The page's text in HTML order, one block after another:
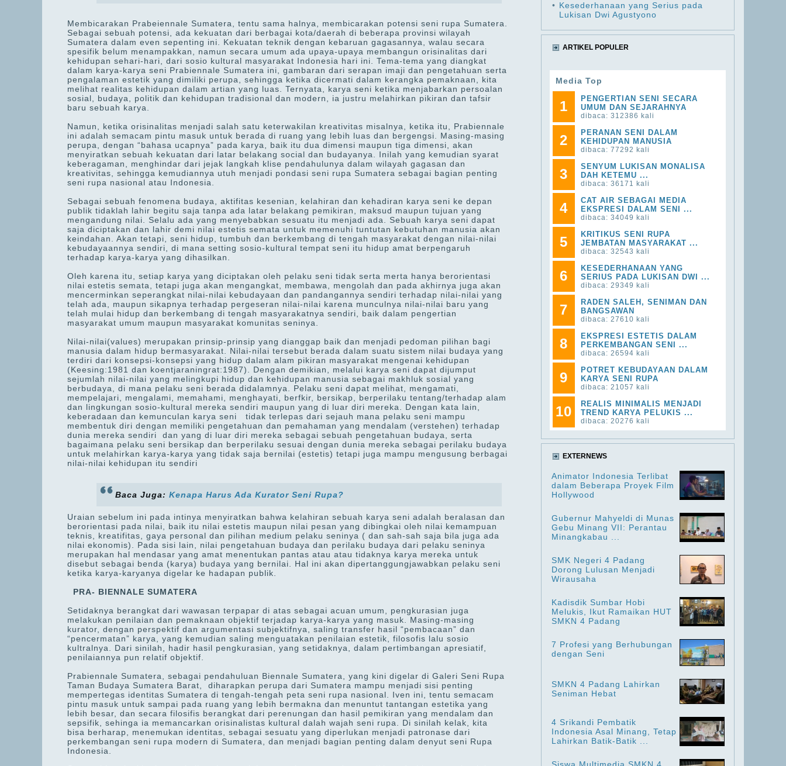
Membicarakan Prabeiennale Sumatera, tentu sama halnya, membicarakan potensi seni rupa Sumatera.
Sebagai sebuah potensi, ada kekuatan dari berbagai kota/daerah di beberapa provinsi wilayah
Sumatera dalam even sepenting ini. Kekuatan teknik dengan kebaruan gagasannya, walau secara
spesifik belum menampakkan, namun secara umum ada upaya-upaya membangun orisinalitas dari
kehidupan sehari-hari, dari sosio kultural masyarakat Indonesia hari ini. Tema-tema yang diangkat
dalam karya-karya seni Prabiennale Sumatera ini, gambaran dari serapan imaji dan pengetahuan serta
pengalaman estetik yang dimiliki perupa, sehingga ketika dicermati dalam kerangka pemaknaan, kita
melihat realitas kehidupan dalam artian yang luas. Ternyata, karya seni ketika menjabarkan persoalan
sosial, budaya, politik dan kehidupan tradisional dan modern, ia justru melahirkan pikiran dan tafsir
baru sebuah karya.
Namun, ketika orisinalitas menjadi salah satu keterwakilan kreativitas misalnya, ketika itu, Prabiennale
ini adalah semacam pintu masuk untuk berada di ruang yang lebih luas dan bergengsi. Masing-masing
perupa, dengan “bahasa ucapnya” pada karya, baik itu dua dimensi maupun tiga dimensi, akan
menyiratkan sebuah kekuatan dari latar belakang social dan budayanya. Inilah yang kemudian syarat
keberagaman, menghindar dari jejak langkah klise pendahulunya dalam wilayah gagasan dan
kreativitas, sehingga kemudiannya utuh menjadi pondasi seni rupa Sumatera sebagai bagian penting
seni rupa nasional atau Indonesia.
Sebagai sebuah fenomena budaya, aktifitas kesenian, kelahiran dan kehadiran karya seni ke depan
publik tidaklah lahir begitu saja tanpa ada latar belakang pemikiran, maksud maupun tujuan yang
mengandung nilai. Selalu ada yang menyebabkan sesuatu itu menjadi ada. Sebuah karya seni dapat
saja diciptakan dan lahir demi nilai estetis semata untuk memenuhi tuntutan kebutuhan manusia akan
keindahan. Akan tetapi, seni hidup, tumbuh dan berkembang di tengah masyarakat dengan nilai-nilai
kebudayaannya sendiri, di mana setting sosio-kultural tempat seni itu hidup amat berpengaruh
terhadap karya-karya yang dihasilkan.
Oleh karena itu, setiap karya yang diciptakan oleh pelaku seni tidak serta merta hanya berorientasi
nilai estetis semata, tetapi juga akan mengangkat, membawa, mengolah dan pada akhirnya juga akan
mencerminkan seperangkat nilai-nilai kebudayaan dan pandangannya sendiri terhadap nilai-nilai yang
telah ada, maupun sikapnya terhadap pergeseran nilai-nilai karena munculnya nilai-nilai baru yang
telah mulai hidup dan berkembang di tengah masyarakatnya sendiri, baik dalam pengertian
masyarakat umum maupun masyarakat komunitas seninya.
Nilai-nilai(values) merupakan prinsip-prinsip yang dianggap baik dan menjadi pedoman pilihan bagi
manusia dalam hidup bermasyarakat. Nilai-nilai tersebut berada dalam suatu sistem nilai budaya yang
terdiri dari konsepsi-konsepsi yang hidup dalam alam pikiran masyarakat mengenai kehidupan
(Keesing:1981 dan koentjaraningrat:1987). Dengan demikian, melalui karya seni dapat dijumput
sejumlah nilai-nilai yang melingkupi hidup dan kehidupan manusia sebagai makhluk sosial yang
berbudaya, di mana pelaku seni berada didalamnya. Pelaku seni dapat melihat, mengamati,
mempelajari, mengalami, memahami, menghayati, berfkir, bersikap, berperilaku tentang/terhadap alam
dan lingkungan sosio-kultural mereka sendiri maupun yang di luar diri mereka. Dengan kata lain,
keberadaan dan kemunculan karya seni tidak terlepas dari sejauh mana pelaku seni mampu
membentuk diri dengan memiliki pengetahuan dan pemahaman yang mendalam (verstehen) terhadap
dunia mereka sendiri dan yang di luar diri mereka sebagai sebuah pengetahuan budaya, serta
bagaimana pelaku seni bersikap dan berperilaku sesuai dengan dunia mereka sebagai perilaku budaya
untuk melahirkan karya-karya yang tidak saja bernilai (estetis) tetapi juga mampu mengusung berbagai
nilai-nilai kehidupan itu sendiri
Baca Juga: Kenapa Harus Ada Kurator Seni Rupa?
Uraian sebelum ini pada intinya menyiratkan bahwa kelahiran sebuah karya seni adalah beralasan dan
berorientasi pada nilai, baik itu nilai estetis maupun nilai pesan yang dibingkai oleh nilai kemampuan
teknis, kreatifitas, gaya personal dan pilihan medium pelaku seninya ( dan sah-sah saja bila juga ada
nilai ekonomis). Pada sisi lain, nilai pengetahuan budaya dan perilaku budaya dari pelaku seninya
merupakan hal mendasar yang amat menentukan pantas atau atau tidaknya karya mereka untuk
disebut sebagai benda (karya) budaya yang bernilai. Hal ini akan dipertanggungjawabkan pelaku seni
ketika karya-karyanya digelar ke hadapan publik.
PRA- BIENNALE SUMATERA
Setidaknya berangkat dari wawasan terpapar di atas sebagai acuan umum, pengkurasian juga
melakukan penilaian dan pemaknaan objektif terjadap karya-karya yang masuk. Masing-masing
kurator, dengan perspektif dan argumentasi subjektifnya, saling transfer hasil “pembacaan” dan
“pencermatan” karya, yang kemudian saling menguatakan penilaian estetik, filosofis lalu sosio
kultralnya. Dari sinilah, hadir hasil pengkurasian, yang setidaknya, dalam pertimbangan apresiatif,
penilaiannya pun relatif objektif.
Prabiennale Sumatera, sebagai pendahuluan Biennale Sumatera, yang kini digelar di Galeri Seni Rupa
Taman Budaya Sumatera Barat, diharapkan perupa dari Sumatera mampu menjadi sisi penting
mempertegas identitas Sumatera di tengah-tengah peta seni rupa nasional. Iven ini, tentu semacam
pintu masuk untuk sampai pada ruang yang lebih bermakna dan menuntut tantangan estetika yang
lebih besar, dan secara filosifis berangkat dari perenungan dan hasil pemikiran yang mendalam dan
sepsifik, sehinga ia memancarkan orisinalistas kultural dalah wajah seni rupa. Di sinilah kelak, kita
bisa berharap, menemukan identitas, sebagai sesuatu yang diperlukan menjadi patronase dari
perkembangan seni rupa modern di Sumatera, dan menjadi bagian penting dalam denyut seni Rupa
Indonesia.
• Kesederhanaan yang Serius pada
Lukisan Dwi Agustyono
ARTIKEL POPULER
Media Top
1
PENGERTIAN SENI SECARA
UMUM DAN SEJARAHNYA
dibaca: 312386 kali
2
PERANAN SENI DALAM
KEHIDUPAN MANUSIA
dibaca: 77292 kali
3
SENYUM LUKISAN MONALISA
DAH KETEMU ...
dibaca: 36171 kali
4
CAT AIR SEBAGAI MEDIA
EKSPRESI DALAM SENI ...
dibaca: 34049 kali
5
KRITIKUS SENI RUPA
JEMBATAN MASYARAKAT ...
dibaca: 32543 kali
6
KESEDERHANAAN YANG
SERIUS PADA LUKISAN DWI ...
dibaca: 29349 kali
7
RADEN SALEH, SENIMAN DAN
BANGSAWAN
dibaca: 27610 kali
8
EKSPRESI ESTETIS DALAM
PERKEMBANGAN SENI ...
dibaca: 26594 kali
9
POTRET KEBUDAYAAN DALAM
KARYA SENI RUPA
dibaca: 21057 kali
10
REALIS MINIMALIS MENJADI
TREND KARYA PELUKIS ...
dibaca: 20276 kali
EXTERNEWS
Animator Indonesia Terlibat
dalam Beberapa Proyek Film
Hollywood
Gubernur Mahyeldi di Munas
Gebu Minang VII: Perantau
Minangkabau ...
SMK Negeri 4 Padang
Dorong Lulusan Menjadi
Wirausaha
Kadisdik Sumbar Hobi
Melukis, Ikut Ramaikan HUT
SMKN 4 Padang
7 Profesi yang Berhubungan
dengan Seni
SMKN 4 Padang Lahirkan
Seniman Hebat
4 Srikandi Pembatik
Indonesia Asal Minang, Tetap
Lahirkan Batik-Batik ...